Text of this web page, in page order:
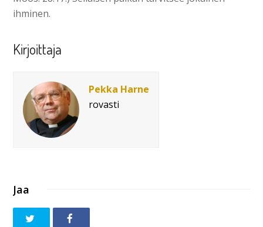
ihminen.
Kirjoittaja
Pekka Harne
rovasti
Jaa